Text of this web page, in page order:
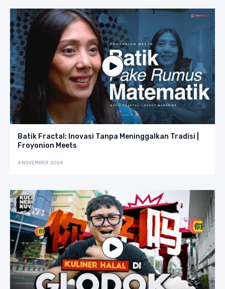
Batik Fractal: Inovasi Tanpa Meninggalkan Tradisi |
Froyonion Meets
4 NOVEMBER 2024